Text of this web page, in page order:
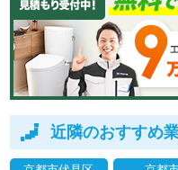
近隣のおすすめ